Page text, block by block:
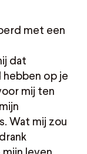
met een
dat
op je
mij ten
Wat mij zou